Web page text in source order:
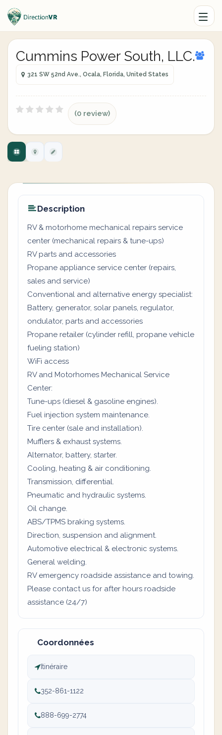
Cummins Power South, LLC.
321 SW 52nd Ave., Ocala, Florida, United States
(0 review)
Description
RV & motorhome mechanical repairs service
center (mechanical repairs & tune-ups)
RV parts and accessories
Propane appliance service center (repairs,
sales and service)
Conventional and alternative energy specialist:
Battery, generator, solar panels, regulator,
ondulator, parts and accessories
Propane retailer (cylinder refill, propane vehicle
fueling station)
WiFi access
RV and Motorhomes Mechanical Service
Center:
Tune-ups (diesel & gasoline engines).
Fuel injection system maintenance.
Tire center (sale and installation).
Mufflers & exhaust systems.
Alternator, battery, starter.
Cooling, heating & air conditioning.
Transmission, differential.
Pneumatic and hydraulic systems.
Oil change.
ABS/TPMS braking systems.
Direction, suspension and alignment.
Automotive electrical & electronic systems.
General welding.
RV emergency roadside assistance and towing.
Please contact us for after hours roadside
assistance (24/7)
Coordonnées
Itinéraire
352-861-1122
888-699-2774